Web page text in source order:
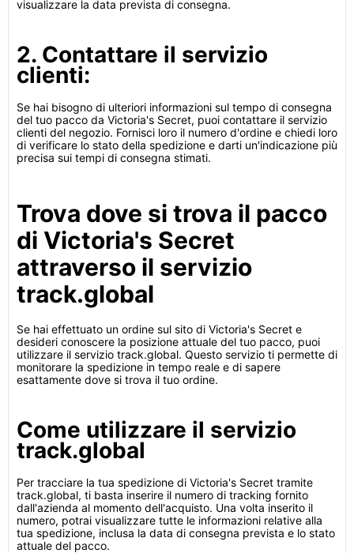
visualizzare la data prevista di consegna.
2. Contattare il servizio
clienti:
Se hai bisogno di ulteriori informazioni sul tempo di consegna
del tuo pacco da Victoria's Secret, puoi contattare il servizio
clienti del negozio. Fornisci loro il numero d'ordine e chiedi loro
di verificare lo stato della spedizione e darti un'indicazione più
precisa sui tempi di consegna stimati.
Trova dove si trova il pacco
di Victoria's Secret
attraverso il servizio
track.global
Se hai effettuato un ordine sul sito di Victoria's Secret e
desideri conoscere la posizione attuale del tuo pacco, puoi
utilizzare il servizio track.global. Questo servizio ti permette di
monitorare la spedizione in tempo reale e di sapere
esattamente dove si trova il tuo ordine.
Come utilizzare il servizio
track.global
Per tracciare la tua spedizione di Victoria's Secret tramite
track.global, ti basta inserire il numero di tracking fornito
dall'azienda al momento dell'acquisto. Una volta inserito il
numero, potrai visualizzare tutte le informazioni relative alla
tua spedizione, inclusa la data di consegna prevista e lo stato
attuale del pacco.